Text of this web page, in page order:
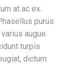
at ac ex.
purus
augue.
turpis
dictum